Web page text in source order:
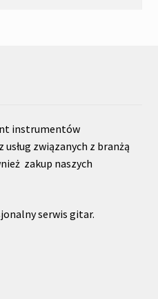
instrumentów
związanych z branżą
zakup naszych
serwis gitar.